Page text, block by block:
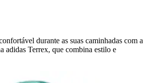
durante as suas caminhadas com a
adidas Terrex, que combina estilo e